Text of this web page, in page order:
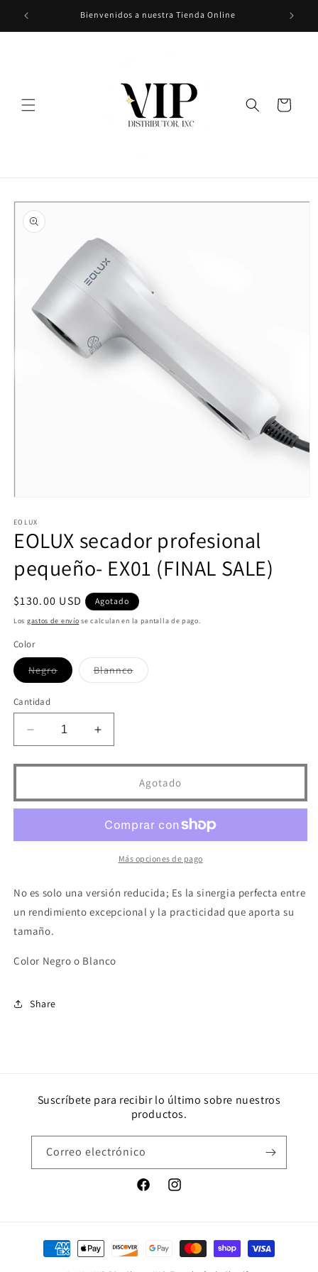
directamente
al contenido
Bienvenidos a nuestra Tienda Online
Carrito
directamente
a la
información
multimedia
1
en
ventana
modal
EOLUX
EOLUX secador profesional
pequeño- EX01 (FINAL SALE)
Precio
habitual
$130.00 USD Agotado
Los gastos de envío se calculan en la pantalla de pago.
Color
NegroVariante
agotada
BlanncoVariante
agotada
Cantidad
Reducir
cantidad
para
secador
profesional
EX01
Aumentar
cantidad
para
secador
profesional
pequeño-
EX01
(FINAL
Agotado
Más opciones de pago
No es solo una versión reducida; Es la sinergia perfecta entre
un rendimiento excepcional y la practicidad que aporta su
tamaño.
Color Negro o Blanco
Share
Suscríbete para recibir lo último sobre nuestros
productos.
Correo electrónico
FacebookInstagram
Formas
de